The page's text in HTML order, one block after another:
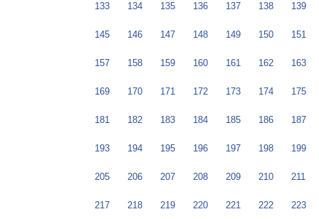
133 134 135 136 137 138 139
145 146 147 148 149 150 151
157 158 159 160 161 162 163
169 170 171 172 173 174 175
181 182 183 184 185 186 187
193 194 195 196 197 198 199
205 206 207 208 209 210 211
217 218 219 220 221 222 223